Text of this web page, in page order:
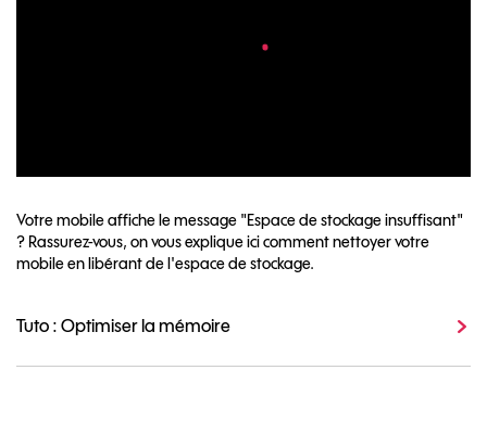
Votre mobile affiche le message "Espace de stockage insuffisant"
? Rassurez-vous, on vous explique ici comment nettoyer votre
mobile en libérant de l'espace de stockage.
Tuto : Optimiser la mémoire